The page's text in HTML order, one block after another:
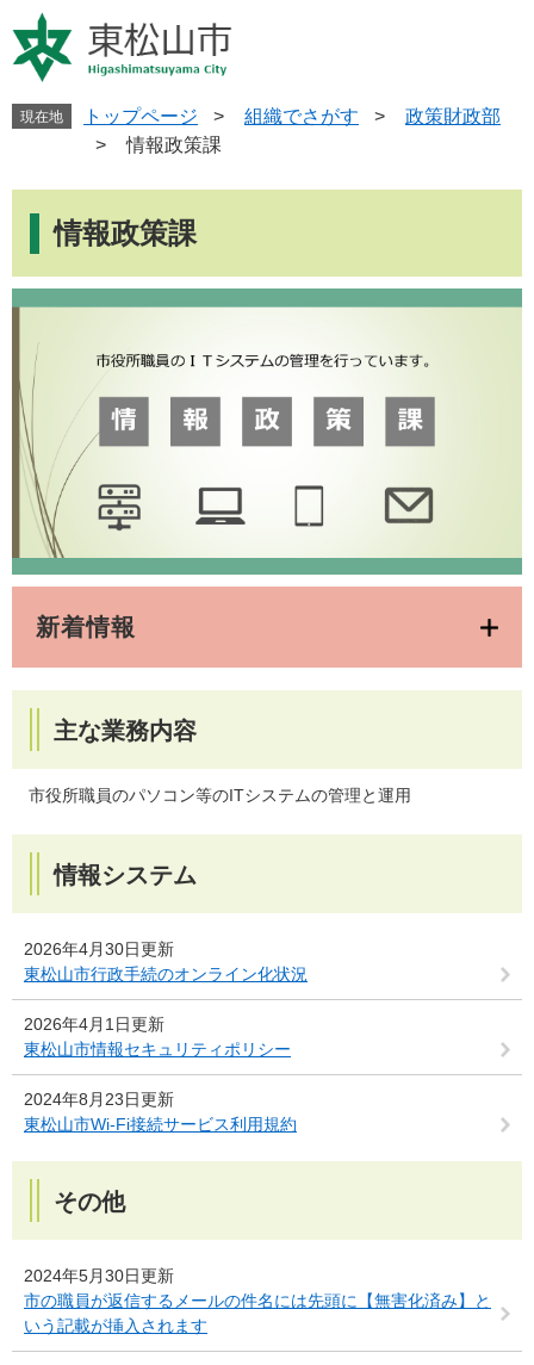
ー
ジ
す
ニ
ュ
し
へ
現在地 トップページ > 組織でさがす >
政策財政部
>
情報政策課
情報政策課
新着情報
主な業務内容
市役所職員のパソコン等のITシステムの管理と運用
情報システム
2026年4月30日更新
東松山市行政手続のオンライン化状況
2026年4月1日更新
東松山市情報セキュリティポリシー
2024年8月23日更新
東松山市Wi-Fi接続サービス利用規約
その他
2024年5月30日更新
市の職員が返信するメールの件名には先頭に【無害化済み】と
いう記載が挿入されます